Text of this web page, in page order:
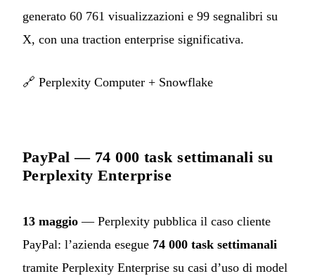
generato 60 761 visualizzazioni e 99 segnalibri su
X, con una traction enterprise significativa.
🔗 Perplexity Computer + Snowflake
PayPal — 74 000 task settimanali su
Perplexity Enterprise
13 maggio — Perplexity pubblica il caso cliente
PayPal: l’azienda esegue 74 000 task settimanali
tramite Perplexity Enterprise su casi d’uso di model